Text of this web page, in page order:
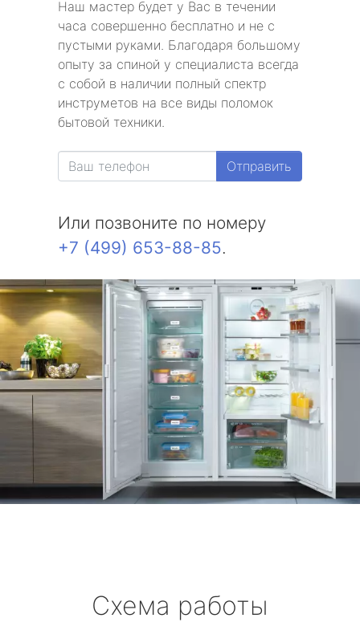
Наш мастер будет у Вас в течении
часа совершенно бесплатно и не с
пустыми руками. Благодаря большому
опыту за спиной у специалиста всегда
с собой в наличии полный спектр
инструметов на все виды поломок
бытовой техники.
Отправить
Или позвоните по номеру
+7 (499) 653-88-85.
Схема работы